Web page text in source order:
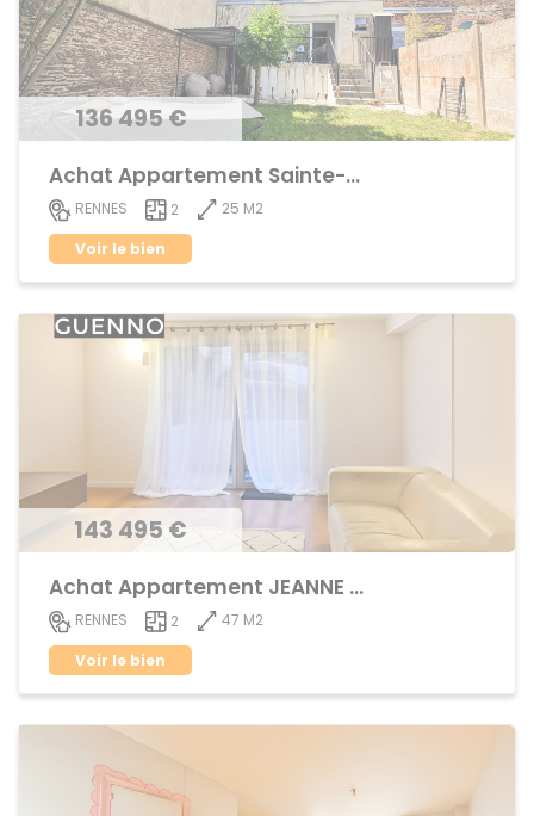
136 495 €
Achat Appartement Sainte-Thérèse
RENNES 2
25 M2
Voir le bien
143 495 €
Achat Appartement JEANNE d'ARC - BEAULIEU
RENNES 2
47 M2
Voir le bien